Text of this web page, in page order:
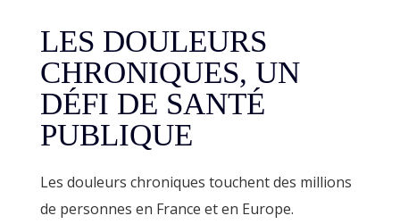
LES DOULEURS
CHRONIQUES, UN
DÉFI DE SANTÉ
PUBLIQUE
Les douleurs chroniques touchent des millions
de personnes en France et en Europe.